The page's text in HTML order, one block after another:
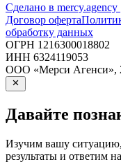
Сделано в mercy.agency
Договор оферта
обработку данных
ОГРН 1216300018802
ИНН 6324119053
ООО «Мерси Агенси»,
Давайте
Изучим вашу
результаты и ответим